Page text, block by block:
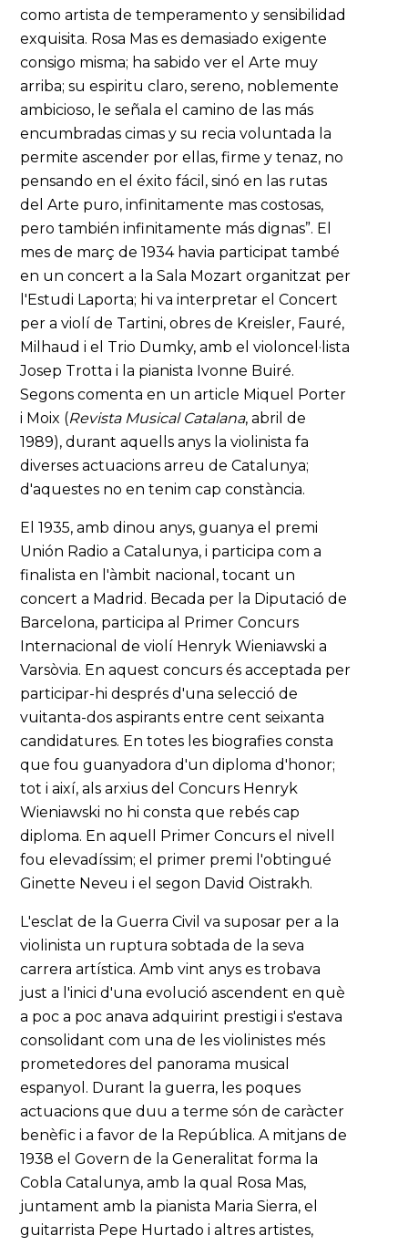
como artista de temperamento y sensibilidad
exquisita. Rosa Mas es demasiado exigente
consigo misma; ha sabido ver el Arte muy
arriba; su espiritu claro, sereno, noblemente
ambicioso, le señala el camino de las más
encumbradas cimas y su recia voluntada la
permite ascender por ellas, firme y tenaz, no
pensando en el éxito fácil, sinó en las rutas
del Arte puro, infinitamente mas costosas,
pero también infinitamente más dignas”. El
mes de març de 1934 havia participat també
en un concert a la Sala Mozart organitzat per
l'Estudi Laporta; hi va interpretar el Concert
per a violí de Tartini, obres de Kreisler, Fauré,
Milhaud i el Trio Dumky, amb el violoncel·lista
Josep Trotta i la pianista Ivonne Buiré.
Segons comenta en un article Miquel Porter
i Moix (Revista Musical Catalana, abril de
1989), durant aquells anys la violinista fa
diverses actuacions arreu de Catalunya;
d'aquestes no en tenim cap constància.
El 1935, amb dinou anys, guanya el premi
Unión Radio a Catalunya, i participa com a
finalista en l'àmbit nacional, tocant un
concert a Madrid. Becada per la Diputació de
Barcelona, participa al Primer Concurs
Internacional de violí Henryk Wieniawski a
Varsòvia. En aquest concurs és acceptada per
participar-hi després d'una selecció de
vuitanta-dos aspirants entre cent seixanta
candidatures. En totes les biografies consta
que fou guanyadora d'un diploma d'honor;
tot i així, als arxius del Concurs Henryk
Wieniawski no hi consta que rebés cap
diploma. En aquell Primer Concurs el nivell
fou elevadíssim; el primer premi l'obtingué
Ginette Neveu i el segon David Oistrakh.
L'esclat de la Guerra Civil va suposar per a la
violinista un ruptura sobtada de la seva
carrera artística. Amb vint anys es trobava
just a l'inici d'una evolució ascendent en què
a poc a poc anava adquirint prestigi i s'estava
consolidant com una de les violinistes més
prometedores del panorama musical
espanyol. Durant la guerra, les poques
actuacions que duu a terme són de caràcter
benèfic i a favor de la República. A mitjans de
1938 el Govern de la Generalitat forma la
Cobla Catalunya, amb la qual Rosa Mas,
juntament amb la pianista Maria Sierra, el
guitarrista Pepe Hurtado i altres artistes,